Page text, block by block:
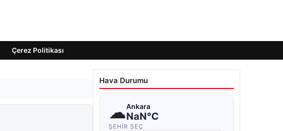
Çerez Politikası
Hava Durumu
☁Ankara
NaN°C
ŞEHIR SEÇ